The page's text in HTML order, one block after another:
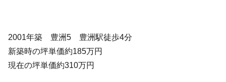
2001年築 豊洲5 豊洲駅徒歩4分
新築時の坪単価約185万円
現在の坪単価約310万円